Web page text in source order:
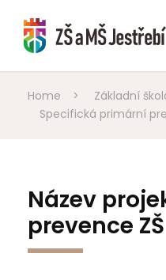
Home > Základní
Specifická primární
Název
prevence